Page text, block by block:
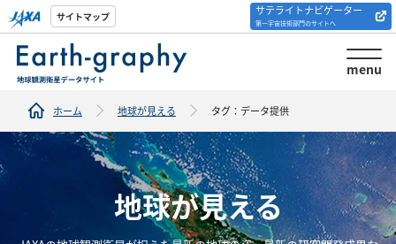
サイトマップ サテライトナビゲーター
第一宇宙技術部門のサイトへ
menu
解析ツール/サイトの
紹介
ホーム 地球が見える タグ：データ提供
地球が見える